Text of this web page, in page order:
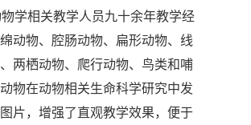
学相关教学人员九十余年教学经
动物、腔肠动物、扁形动物、线
两栖动物、爬行动物、鸟类和哺
物在动物相关生命科学研究中发
片，增强了直观教学效果，便于